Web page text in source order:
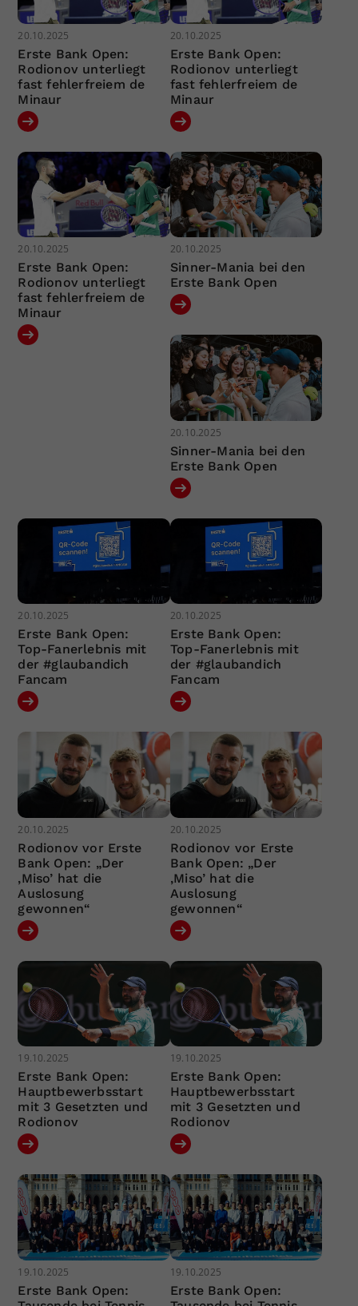
20.10.2025
Erste Bank Open:
Rodionov unterliegt
fast fehlerfreiem de
Minaur
20.10.2025
Erste Bank Open:
Rodionov unterliegt
fast fehlerfreiem de
Minaur
20.10.2025
Erste Bank Open:
Rodionov unterliegt
fast fehlerfreiem de
Minaur
20.10.2025
Sinner-Mania bei den
Erste Bank Open
20.10.2025
Sinner-Mania bei den
Erste Bank Open
20.10.2025
Erste Bank Open:
Top-Fanerlebnis mit
der #glaubandich
Fancam
20.10.2025
Erste Bank Open:
Top-Fanerlebnis mit
der #glaubandich
Fancam
20.10.2025
Rodionov vor Erste
Bank Open: „Der
‚Miso’ hat die
Auslosung
gewonnen“
20.10.2025
Rodionov vor Erste
Bank Open: „Der
‚Miso’ hat die
Auslosung
gewonnen“
19.10.2025
Erste Bank Open:
Hauptbewerbsstart
mit 3 Gesetzten und
Rodionov
19.10.2025
Erste Bank Open:
Hauptbewerbsstart
mit 3 Gesetzten und
Rodionov
19.10.2025
Erste Bank Open:
19.10.2025
Erste Bank Open: